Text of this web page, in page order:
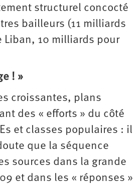
structurel concocté
bailleurs (11 milliards
Liban, 10 milliards pour
! »
croissantes, plans
des « efforts » du côté
et classes populaires : il
que la séquence
sources dans la grande
et dans les « réponses »